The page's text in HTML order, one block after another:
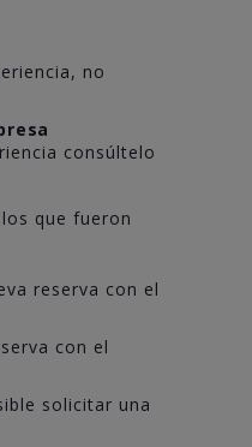
no
consúltelo
que fueron
reserva con el
con el
solicitar una